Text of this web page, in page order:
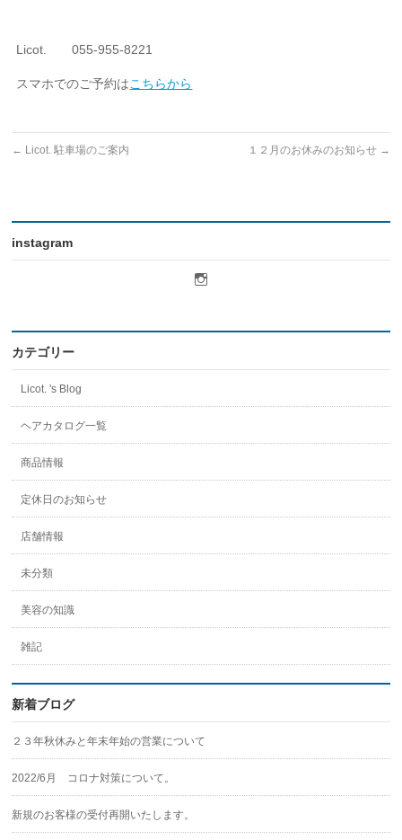
Licot. 055-955-8221
スマホでのご予約はこちらから
← Licot. 駐車場のご案内 １２月のお休みのお知らせ →
instagram
プ
ル
示
カテゴリー
Licot. 's Blog
ヘアカタログ一覧
商品情報
定休日のお知らせ
店舗情報
未分類
美容の知識
雑記
新着ブログ
２３年秋休みと年末年始の営業について
2022/6月 コロナ対策について。
新規のお客様の受付再開いたします。